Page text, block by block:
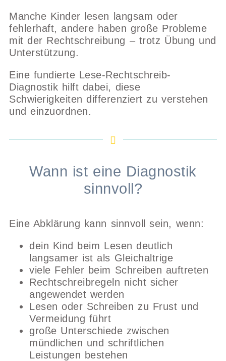
Manche Kinder lesen langsam oder
fehlerhaft, andere haben große Probleme
mit der Rechtschreibung – trotz Übung und
Unterstützung.
Eine fundierte Lese-Rechtschreib-
Diagnostik hilft dabei, diese
Schwierigkeiten differenziert zu verstehen
und einzuordnen.
Wann ist eine Diagnostik
sinnvoll?
Eine Abklärung kann sinnvoll sein, wenn:
dein Kind beim Lesen deutlich
langsamer ist als Gleichaltrige
viele Fehler beim Schreiben auftreten
Rechtschreibregeln nicht sicher
angewendet werden
Lesen oder Schreiben zu Frust und
Vermeidung führt
große Unterschiede zwischen
mündlichen und schriftlichen
Leistungen bestehen